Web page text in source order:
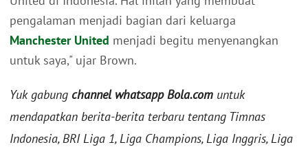
pengalaman menjadi bagian dari keluarga
Manchester United menjadi begitu menyenangkan
untuk saya," ujar Brown.
Yuk gabung channel whatsapp Bola.com untuk
mendapatkan berita-berita terbaru tentang Timnas
Indonesia, BRI Liga 1, Liga Champions, Liga Inggris, Liga